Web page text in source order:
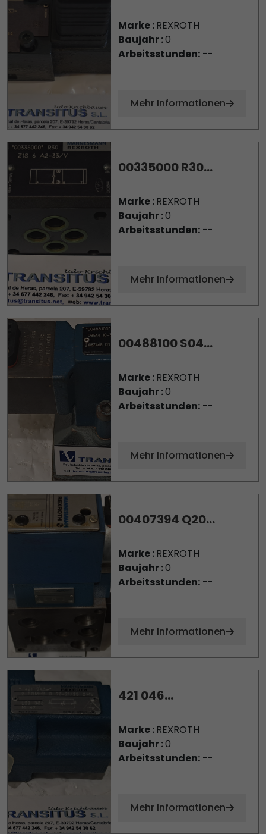
Marke :REXROTH
Baujahr :0
Arbeitsstunden:--
Mehr Informationen
00335000 R30...
Marke :REXROTH
Baujahr :0
Arbeitsstunden:--
Mehr Informationen
00488100 S04...
Marke :REXROTH
Baujahr :0
Arbeitsstunden:--
Mehr Informationen
00407394 Q20...
Marke :REXROTH
Baujahr :0
Arbeitsstunden:--
Mehr Informationen
421 046...
Marke :REXROTH
Baujahr :0
Arbeitsstunden:--
Mehr Informationen